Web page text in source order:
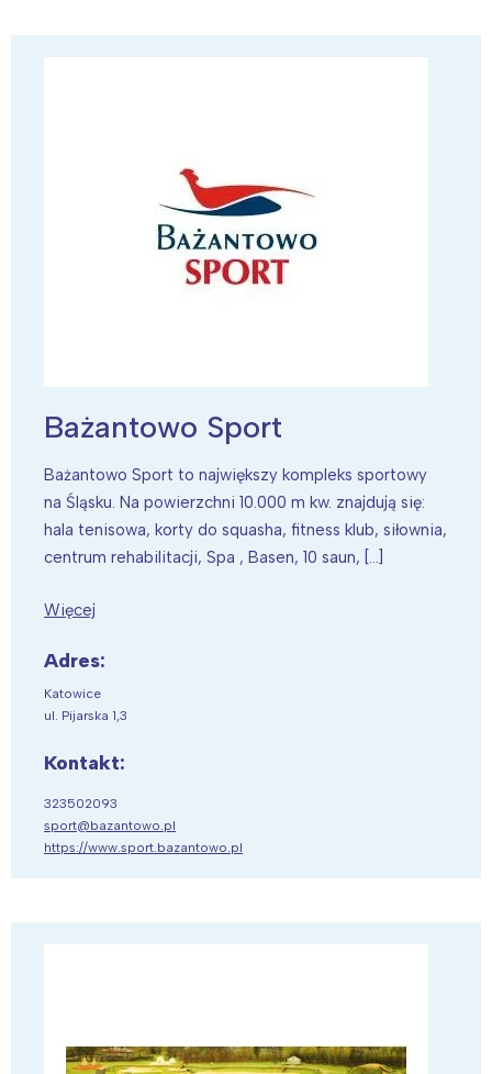
Bażantowo Sport
Bażantowo Sport to największy kompleks sportowy
na Śląsku. Na powierzchni 10.000 m kw. znajdują się:
hala tenisowa, korty do squasha, fitness klub, siłownia,
centrum rehabilitacji, Spa , Basen, 10 saun, […]
Więcej
Adres:
Katowice
ul. Pijarska 1,3
Kontakt:
323502093
sport@bazantowo.pl
https://www.sport.bazantowo.pl